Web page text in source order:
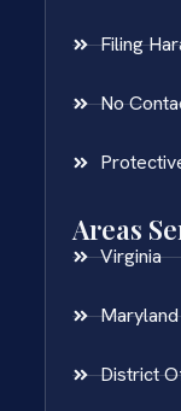
Filing
No
Areas
Virginia
Maryland
District